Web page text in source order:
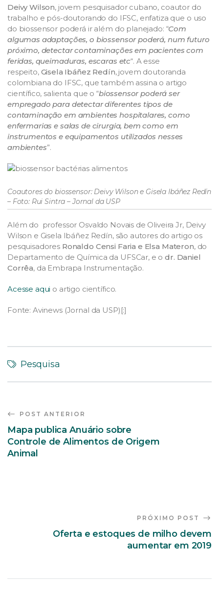
Deivy Wilson, jovem pesquisador cubano, coautor do
trabalho e pós-doutorando do IFSC, enfatiza que o uso
do biossensor poderá ir além do planejado: “Com
algumas adaptações, o biossensor poderá, num futuro
próximo, detectar contaminações em pacientes com
feridas, queimaduras, escaras etc“. A esse
respeito, Gisela Ibáñez Redín, jovem doutoranda
colombiana do IFSC, que também assina o artigo
científico, salienta que o “biossensor poderá ser
empregado para detectar diferentes tipos de
contaminação em ambientes hospitalares, como
enfermarias e salas de cirurgia, bem como em
instrumentos e equipamentos utilizados nesses
ambientes”.
Coautores do biossensor: Deivy Wilson e Gisela Ibáñez Redín
– Foto: Rui Sintra – Jornal da USP
Além do professor Osvaldo Novais de Oliveira Jr, Deivy
Wilson e Gisela Ibáñez Redín, são autores do artigo os
pesquisadores Ronaldo Censi Faria e Elsa Materon, do
Departamento de Química da UFSCar, e odr. Daniel
Corrêa, da Embrapa Instrumentação.
Acesse aqui o artigo científico.
Fonte: Avinews (Jornal da USP)[:]
Pesquisa
POST ANTERIOR
Mapa publica Anuário sobre
Controle de Alimentos de Origem
Animal
PRÓXIMO POST
Oferta e estoques de milho devem
aumentar em 2019